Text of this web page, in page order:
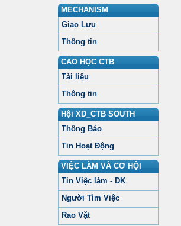
MECHANISM
Giao Lưu
Thông tin
CAO HỌC CTB
Tài liệu
Thông tin
Hội XD_CTB SOUTH
Thông Báo
Tin Hoạt Động
VIỆC LÀM VÀ CƠ HỘI
Tin Việc làm - DK
Người Tìm Việc
Rao Vặt